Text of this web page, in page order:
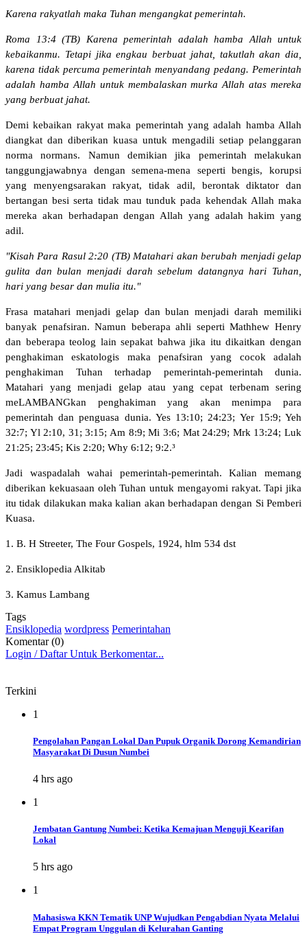
Karena rakyatlah maka Tuhan mengangkat pemerintah.
Roma 13:4 (TB) Karena pemerintah adalah hamba Allah untuk
kebaikanmu. Tetapi jika engkau berbuat jahat, takutlah akan dia,
karena tidak percuma pemerintah menyandang pedang. Pemerintah
adalah hamba Allah untuk membalaskan murka Allah atas mereka
yang berbuat jahat.
Demi kebaikan rakyat maka pemerintah yang adalah hamba Allah
diangkat dan diberikan kuasa untuk mengadili setiap pelanggaran
norma normans. Namun demikian jika pemerintah melakukan
tanggungjawabnya dengan semena-mena seperti bengis, korupsi
yang menyengsarakan rakyat, tidak adil, berontak diktator dan
bertangan besi serta tidak mau tunduk pada kehendak Allah maka
mereka akan berhadapan dengan Allah yang adalah hakim yang
adil.
"Kisah Para Rasul 2:20 (TB) Matahari akan berubah menjadi gelap
gulita dan bulan menjadi darah sebelum datangnya hari Tuhan,
hari yang besar dan mulia itu."
Frasa matahari menjadi gelap dan bulan menjadi darah memiliki
banyak penafsiran. Namun beberapa ahli seperti Mathhew Henry
dan beberapa teolog lain sepakat bahwa jika itu dikaitkan dengan
penghakiman eskatologis maka penafsiran yang cocok adalah
penghakiman Tuhan terhadap pemerintah-pemerintah dunia.
Matahari yang menjadi gelap atau yang cepat terbenam sering
meLAMBANGkan penghakiman yang akan menimpa para
pemerintah dan penguasa dunia. Yes 13:10; 24:23; Yer 15:9; Yeh
32:7; Yl 2:10, 31; 3:15; Am 8:9; Mi 3:6; Mat 24:29; Mrk 13:24; Luk
21:25; 23:45; Kis 2:20; Why 6:12; 9:2.³
Jadi waspadalah wahai pemerintah-pemerintah. Kalian memang
diberikan kekuasaan oleh Tuhan untuk mengayomi rakyat. Tapi jika
itu tidak dilakukan maka kalian akan berhadapan dengan Si Pemberi
Kuasa.
1. B. H Streeter, The Four Gospels, 1924, hlm 534 dst
2. Ensiklopedia Alkitab
3. Kamus Lambang
Tags
Ensiklopedia wordpress Pemerintahan
Komentar (0)
Login / Daftar Untuk Berkomentar...
Terkini
1
Pengolahan Pangan Lokal Dan Pupuk Organik Dorong Kemandirian
Masyarakat Di Dusun Numbei
4 hrs ago
1
Jembatan Gantung Numbei: Ketika Kemajuan Menguji Kearifan
Lokal
5 hrs ago
1
Mahasiswa KKN Tematik UNP Wujudkan Pengabdian Nyata Melalui
Empat Program Unggulan di Kelurahan Ganting